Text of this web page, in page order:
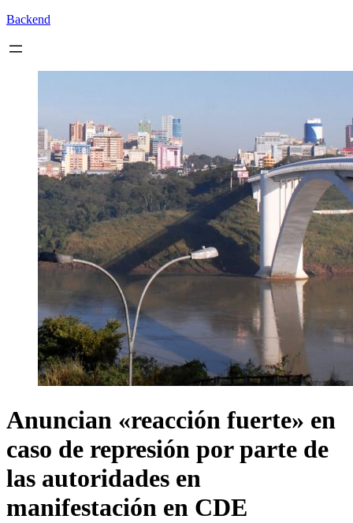
Backend
Anuncian «reacción fuerte» en
caso de represión por parte de
las autoridades en
manifestación en CDE